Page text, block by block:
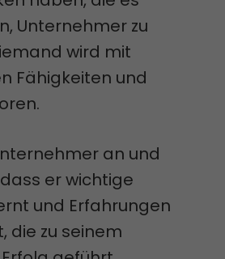
Unternehmer zu
wird mit
Fähigkeiten und
an und
er wichtige
und Erfahrungen
die zu seinem